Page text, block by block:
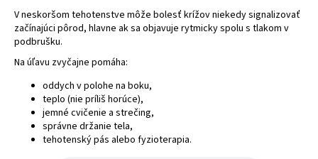
V neskoršom tehotenstve môže bolesť krížov niekedy signalizovať
začínajúci pôrod, hlavne ak sa objavuje rytmicky spolu s tlakom v
podbrušku.
Na úľavu zvyčajne pomáha:
oddych v polohe na boku,
teplo (nie príliš horúce),
jemné cvičenie a strečing,
správne držanie tela,
tehotenský pás alebo fyzioterapia.
HĽADAŤ